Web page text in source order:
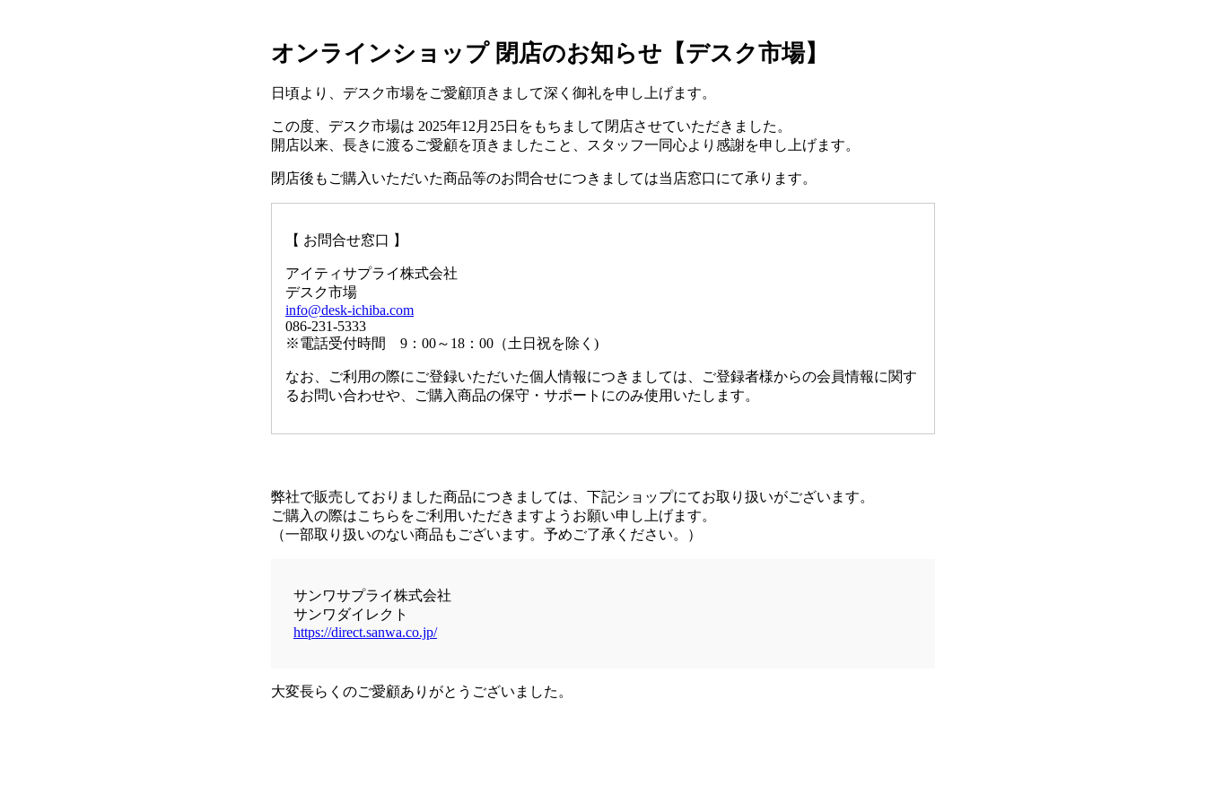
オンラインショップ 閉店のお知らせ【デスク市場】
日頃より、デスク市場をご愛顧頂きまして深く御礼を申し上げます。
この度、デスク市場は 2025年12月25日をもちまして閉店させていただきました。
開店以来、長きに渡るご愛顧を頂きましたこと、スタッフ一同心より感謝を申し上げます。
閉店後もご購入いただいた商品等のお問合せにつきましては当店窓口にて承ります。
【 お問合せ窓口 】
アイティサプライ株式会社
デスク市場
info@desk-ichiba.com
086-231-5333
※電話受付時間 9：00～18：00（土日祝を除く)
なお、ご利用の際にご登録いただいた個人情報につきましては、ご登録者様からの会員情報に関す
るお問い合わせや、ご購入商品の保守・サポートにのみ使用いたします。
弊社で販売しておりました商品につきましては、下記ショップにてお取り扱いがございます。
ご購入の際はこちらをご利用いただきますようお願い申し上げます。
（一部取り扱いのない商品もございます。予めご了承ください。）
サンワサプライ株式会社
サンワダイレクト
https://direct.sanwa.co.jp/
大変長らくのご愛顧ありがとうございました。